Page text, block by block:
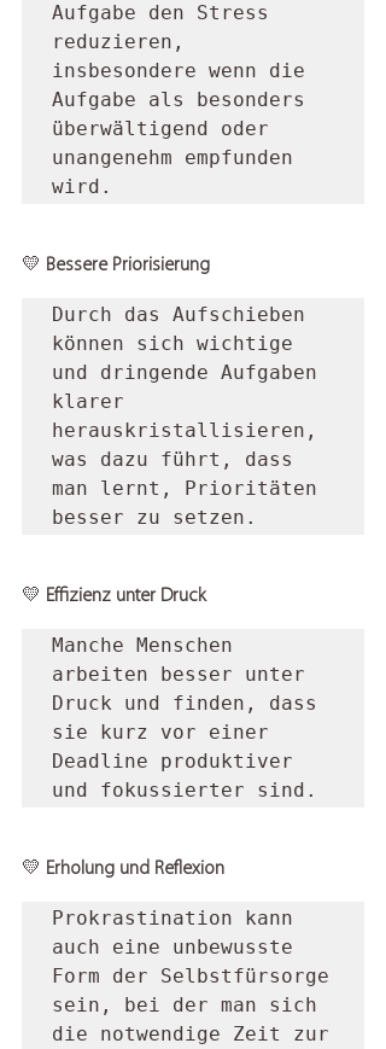
Aufgabe den Stress
reduzieren,
insbesondere wenn die
Aufgabe als besonders
überwältigend oder
unangenehm empfunden
wird.
💛 Bessere Priorisierung
Durch das Aufschieben
können sich wichtige
und dringende Aufgaben
klarer
herauskristallisieren,
was dazu führt, dass
man lernt, Prioritäten
besser zu setzen.
💛 Effizienz unter Druck
Manche Menschen
arbeiten besser unter
Druck und finden, dass
sie kurz vor einer
Deadline produktiver
💛 Erholung und Reflexion
Prokrastination kann
auch eine unbewusste
Form der Selbstfürsorge
sein, bei der man sich
die notwendige Zeit zur